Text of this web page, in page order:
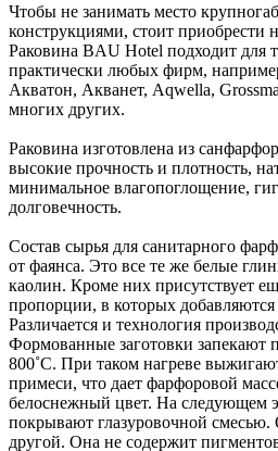
Чтобы не занимать место
конструкциями, стоит приобрести
Раковина BAU Hotel подходит для
практически любых фирм,
Акватон, Акванет, Aqwella,
многих других.
Раковина изготовлена из
высокие прочность и плотность,
минимальное влагопоглощение,
долговечность.
Состав сырья для санитарного
от фаянса. Это все те же белые
каолин. Кроме них присутствует
пропорции, в которых
Различается и технология
Формованные заготовки запекают
800˚С. При таком нагреве
примеси, что дает фарфоровой
белоснежный цвет. На следующем
покрывают глазуровочной смесью.
другой. Она не содержит